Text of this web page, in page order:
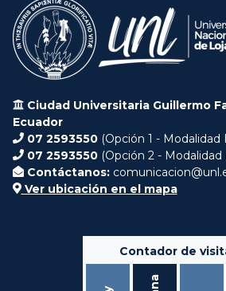
Ciudad Universitaria Guillermo
Ecuador
07 2593550 (Opción 1 - Modalidad
07 2593550 (Opción 2 - Modalidad
Contáctanos:
Ver ubicación en el mapa
Contador de